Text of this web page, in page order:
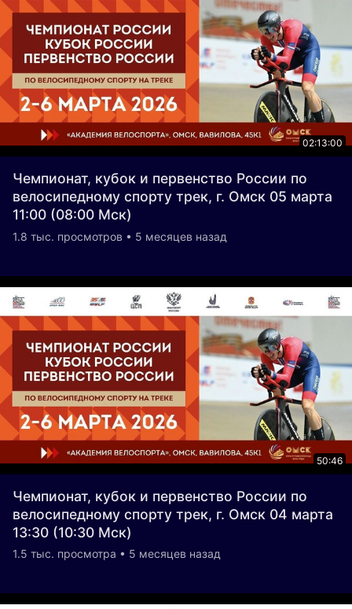
02:13:00
Чемпионат, кубок и первенство России по
велосипедному спорту трек, г. Омск 05 марта
11:00 (08:00 Мск)
1.8 тыс. просмотров • 5 месяцев назад
50:46
Чемпионат, кубок и первенство России по
велосипедному спорту трек, г. Омск 04 марта
13:30 (10:30 Мск)
1.5 тыс. просмотра • 5 месяцев назад